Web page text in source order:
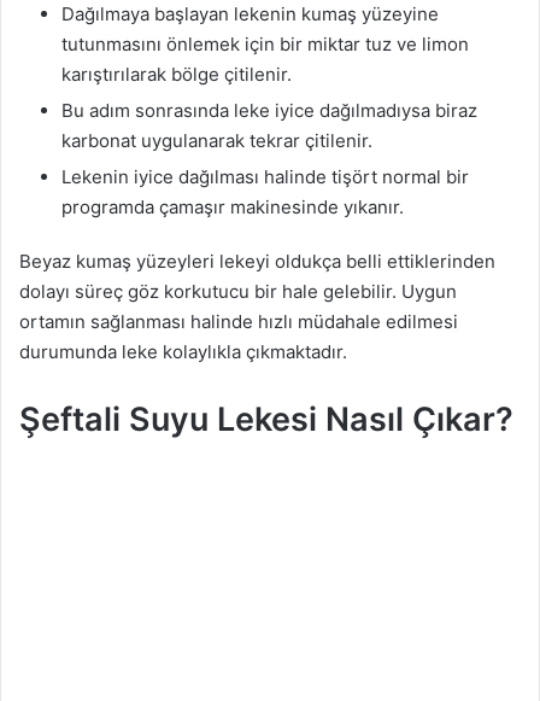
Dağılmaya başlayan lekenin kumaş yüzeyine
tutunmasını önlemek için bir miktar tuz ve limon
karıştırılarak bölge çitilenir.
Bu adım sonrasında leke iyice dağılmadıysa biraz
karbonat uygulanarak tekrar çitilenir.
Lekenin iyice dağılması halinde tişört normal bir
programda çamaşır makinesinde yıkanır.
Beyaz kumaş yüzeyleri lekeyi oldukça belli ettiklerinden
dolayı süreç göz korkutucu bir hale gelebilir. Uygun
ortamın sağlanması halinde hızlı müdahale edilmesi
durumunda leke kolaylıkla çıkmaktadır.
Şeftali Suyu Lekesi Nasıl Çıkar?